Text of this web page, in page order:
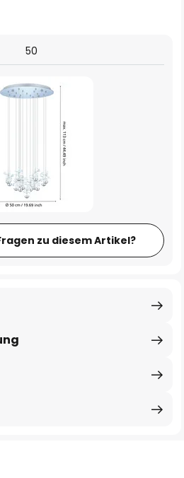
50
zu diesem Artikel?